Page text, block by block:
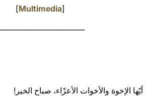
[
Multimedia
]
أيّها الإخوة والأخوات الأعزّاء، صباح الخير!